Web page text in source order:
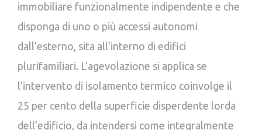
immobiliare funzionalmente indipendente e che
disponga di uno o più accessi autonomi
dall’esterno, sita all’interno di edifici
plurifamiliari. L’agevolazione si applica se
l’intervento di isolamento termico coinvolge il
25 per cento della superficie disperdente lorda
dell’edificio, da intendersi come integralmente